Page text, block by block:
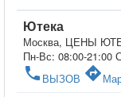
Ютека
Москва, ЦЕНЫ
Пн-Вс: 08:00-21:00
phone ВЫЗОВ directions